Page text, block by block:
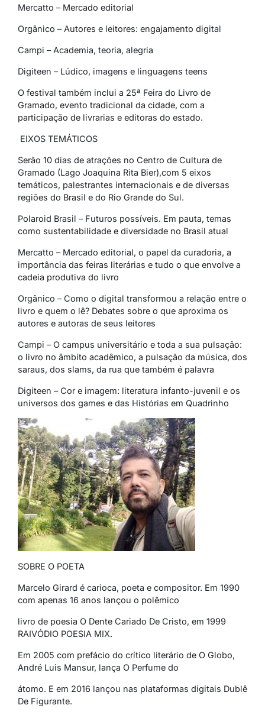
Mercatto – Mercado editorial
Orgânico – Autores e leitores: engajamento digital
Campi – Academia, teoria, alegria
Digiteen – Lúdico, imagens e linguagens teens
O festival também inclui a 25ª Feira do Livro de
Gramado, evento tradicional da cidade, com a
participação de livrarias e editoras do estado.
EIXOS TEMÁTICOS
Serão 10 dias de atrações no Centro de Cultura de
Gramado (Lago Joaquina Rita Bier),com 5 eixos
temáticos, palestrantes internacionais e de diversas
regiões do Brasil e do Rio Grande do Sul.
Polaroid Brasil – Futuros possíveis. Em pauta, temas
como sustentabilidade e diversidade no Brasil atual
Mercatto – Mercado editorial, o papel da curadoria, a
importância das feiras literárias e tudo o que envolve a
cadeia produtiva do livro
Orgânico – Como o digital transformou a relação entre o
livro e quem o lê? Debates sobre o que aproxima os
autores e autoras de seus leitores
Campi – O campus universitário e toda a sua pulsação:
o livro no âmbito acadêmico, a pulsação da música, dos
saraus, dos slams, da rua que também é palavra
Digiteen – Cor e imagem: literatura infanto-juvenil e os
universos dos games e das Histórias em Quadrinho
SOBRE O POETA
Marcelo Girard é carioca, poeta e compositor. Em 1990
com apenas 16 anos lançou o polêmico
livro de poesia O Dente Cariado De Cristo, em 1999
RAIVÓDIO POESIA MIX.
Em 2005 com prefácio do crítico literário de O Globo,
André Luis Mansur, lança O Perfume do
átomo. E em 2016 lançou nas plataformas digitais Dublê
De Figurante.